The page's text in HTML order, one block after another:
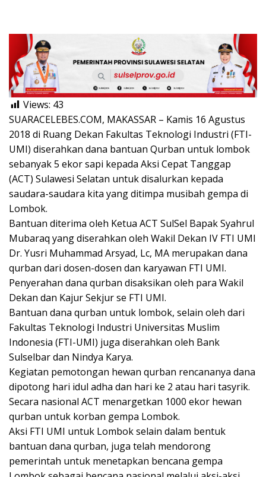
Views: 43
SUARACELEBES.COM, MAKASSAR – Kamis 16 Agustus
2018 di Ruang Dekan Fakultas Teknologi Industri (FTI-
UMI) diserahkan dana bantuan Qurban untuk lombok
sebanyak 5 ekor sapi kepada Aksi Cepat Tanggap
(ACT) Sulawesi Selatan untuk disalurkan kepada
saudara-saudara kita yang ditimpa musibah gempa di
Lombok.
Bantuan diterima oleh Ketua ACT SulSel Bapak Syahrul
Mubaraq yang diserahkan oleh Wakil Dekan IV FTI UMI
Dr. Yusri Muhammad Arsyad, Lc, MA merupakan dana
qurban dari dosen-dosen dan karyawan FTI UMI.
Penyerahan dana qurban disaksikan oleh para Wakil
Dekan dan Kajur Sekjur se FTI UMI.
Bantuan dana qurban untuk lombok, selain oleh dari
Fakultas Teknologi Industri Universitas Muslim
Indonesia (FTI-UMI) juga diserahkan oleh Bank
Sulselbar dan Nindya Karya.
Kegiatan pemotongan hewan qurban rencananya dana
dipotong hari idul adha dan hari ke 2 atau hari tasyrik.
Secara nasional ACT menargetkan 1000 ekor hewan
qurban untuk korban gempa Lombok.
Aksi FTI UMI untuk Lombok selain dalam bentuk
bantuan dana qurban, juga telah mendorong
pemerintah untuk menetapkan bencana gempa